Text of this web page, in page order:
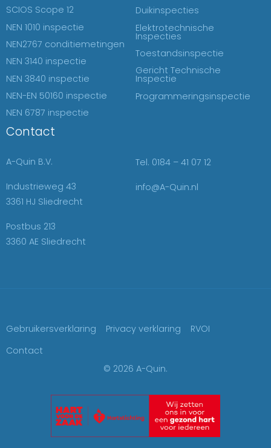
SCIOS Scope 12
NEN 1010 inspectie
NEN2767 conditiemetingen
NEN 3140 inspectie
NEN 3840 inspectie
NEN-EN 50160 inspectie
NEN 6787 inspectie
Duikinspecties
Elektrotechnische
Inspecties
Toestandsinspectie
Gericht Technische
Inspectie
Programmeringsinspectie
Contact
A-Quin B.V.
Industrieweg 43
3361 HJ Sliedrecht
Postbus 213
3360 AE Sliedrecht
Tel. 0184 – 41 07 12
info@A-Quin.nl
© 2026 A-Quin.
Gebruikersverklaring Privacy verklaring
RVOI
Contact